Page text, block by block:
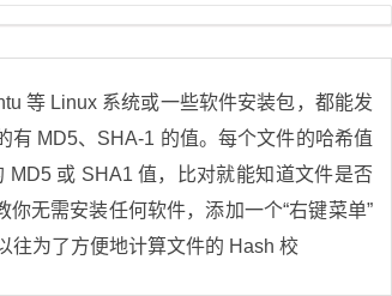
等 Linux 系统或一些软件安装包，都能发
有 MD5、SHA-1 的值。每个文件的哈希值
或 SHA1 值，比对就能知道文件是否
无需安装任何软件，添加一个“右键菜单”
为了方便地计算文件的 Hash 校